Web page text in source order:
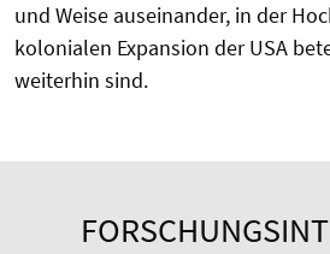
und Weise auseinander, in der
kolonialen Expansion der USA
weiterhin sind.